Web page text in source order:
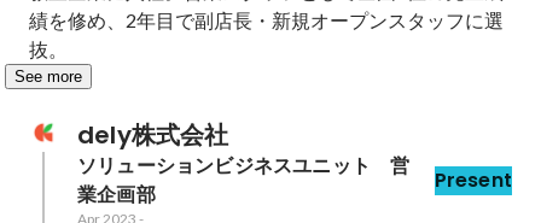
績を修め、2年目で副店長・新規オープンスタッフに選
抜。
See more
dely株式会社
ソリューションビジネスユニット　営
業企画部
Present
Apr 2023 -